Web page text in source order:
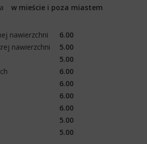
w mieście i poza miastem
nawierzchni
6.00
nawierzchni
5.00
5.00
6.00
6.00
6.00
6.00
5.00
5.00